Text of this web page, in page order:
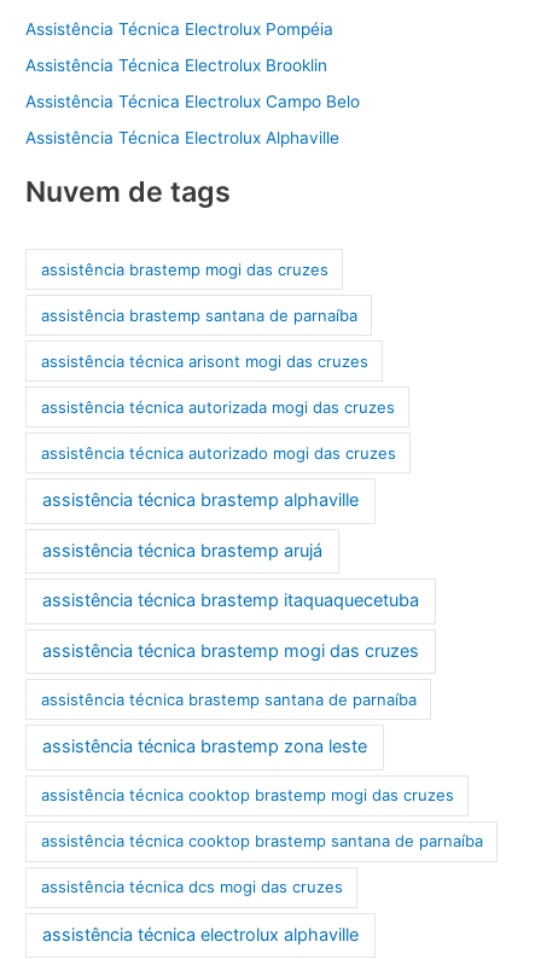
Assistência Técnica Electrolux Pompéia
Assistência Técnica Electrolux Brooklin
Assistência Técnica Electrolux Campo Belo
Assistência Técnica Electrolux Alphaville
Nuvem de tags
assistência brastemp mogi das cruzes
assistência brastemp santana de parnaíba
assistência técnica arisont mogi das cruzes
assistência técnica autorizada mogi das cruzes
assistência técnica autorizado mogi das cruzes
assistência técnica brastemp alphaville
assistência técnica brastemp arujá
assistência técnica brastemp itaquaquecetuba
assistência técnica brastemp mogi das cruzes
assistência técnica brastemp santana de parnaíba
assistência técnica brastemp zona leste
assistência técnica cooktop brastemp mogi das cruzes
assistência técnica cooktop brastemp santana de parnaíba
assistência técnica dcs mogi das cruzes
assistência técnica electrolux alphaville